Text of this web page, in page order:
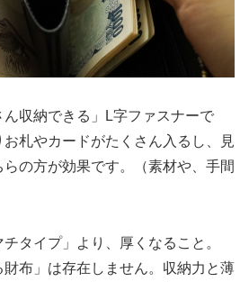
収納できる」L字ファスナーで
札やカードがたくさん入るし、見
の方が効果です。（素材や、手間
タイプ」より、厚くなること。
財布」は存在しません。収納力と薄